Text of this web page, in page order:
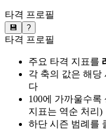
타격 프로필
💾 ?
타격 프로필
주요 타격 지표를
각 축의 값은 해당
다
100에 가까울수록
지표는 역순 처리)
하단 시즌 범례를